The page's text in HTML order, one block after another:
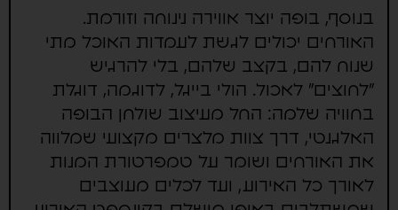
בנוסף, בופה יוצר אווירה נינוחה וזורמת.
האורחים יכולים לגשת לעמדות האוכל מתי
שנוח להם, בקצב שלהם, בלי להרגיש
"לחוצים" לאכול. הולי בייגל, לדוגמה, דוגלת
בחוויה שלמה: החל מעיצוב שולחן הבופה
האלגנטי, דרך צוות מלצרים מקצועי שמלווה
את האורחים ושומר על טמפרטורת המנות
לאורך כל האירוע, ועד לכלים מעוצבים